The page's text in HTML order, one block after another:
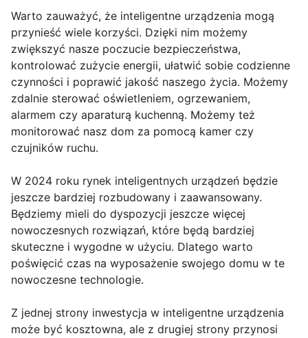
Warto zauważyć, że inteligentne urządzenia mogą
przynieść wiele korzyści. Dzięki nim możemy
zwiększyć nasze poczucie bezpieczeństwa,
kontrolować zużycie energii, ułatwić sobie codzienne
czynności i poprawić jakość naszego życia. Możemy
zdalnie sterować oświetleniem, ogrzewaniem,
alarmem czy aparaturą kuchenną. Możemy też
monitorować nasz dom za pomocą kamer czy
czujników ruchu.
W 2024 roku rynek inteligentnych urządzeń będzie
jeszcze bardziej rozbudowany i zaawansowany.
Będziemy mieli do dyspozycji jeszcze więcej
nowoczesnych rozwiązań, które będą bardziej
skuteczne i wygodne w użyciu. Dlatego warto
poświęcić czas na wyposażenie swojego domu w te
nowoczesne technologie.
Z jednej strony inwestycja w inteligentne urządzenia
może być kosztowna, ale z drugiej strony przynosi